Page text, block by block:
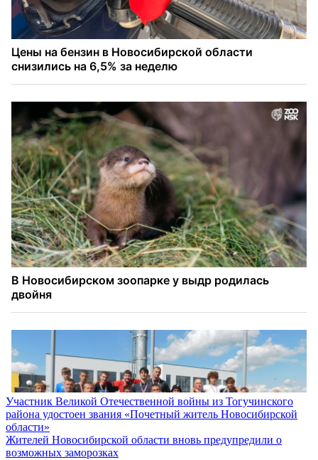
Навигация
по
записям
Участник Великой Отечественной войны из Тогучинского
района удостоен звания «Почетный житель Новосибирской
области»
Жителей Новосибирской области вновь предупредили о
возможных заморозках